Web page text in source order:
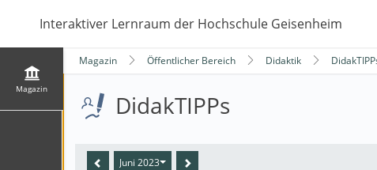
Interaktiver Lernraum der Hochschule Geisenheim
Magazin
Magazin Öffentlicher Bereich Didaktik
DidakTIPPs
Juni 2023